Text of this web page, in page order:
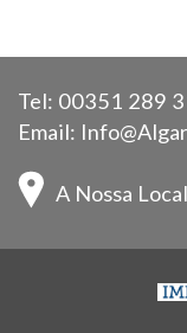
Tel: 00351 289
Email:
A Nossa